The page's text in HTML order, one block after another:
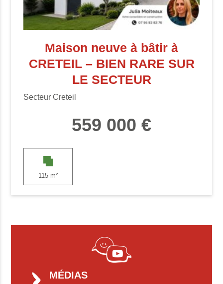
Maison neuve à bâtir à
CRETEIL – BIEN RARE SUR
LE SECTEUR
Secteur Creteil
559 000 €
115 m²
MÉDIAS